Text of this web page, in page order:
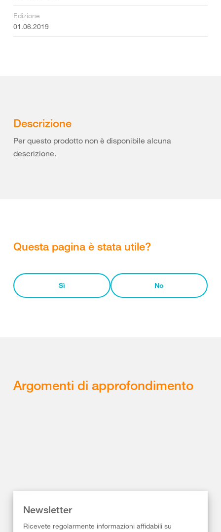
Edizione
01.06.2019
Descrizione
Per questo prodotto non è disponibile alcuna
descrizione.
Questa pagina è stata utile?
Sì No
Argomenti di approfondimento
Newsletter
Ricevete regolarmente informazioni affidabili su